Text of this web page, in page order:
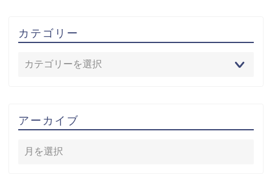
カテゴリー
アーカイブ